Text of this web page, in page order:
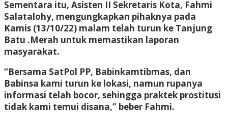
Sementara itu, Asisten II Sekretaris Kota, Fahmi
Salatalohy, mengungkapkan pihaknya pada
Kamis (13/10/22) malam telah turun ke Tanjung
Batu .Merah untuk memastikan laporan
masyarakat.
“Bersama SatPol PP, Babinkamtibmas, dan
Babinsa kami turun ke lokasi, namun rupanya
informasi telah bocor, sehingga praktek prostitusi
tidak kami temui disana,” beber Fahmi.